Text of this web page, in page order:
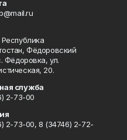
Фёдоровский
Фёдоровка, ул.
20.
служба
2-73-00
2-73-00, 8 (34746) 2-72-